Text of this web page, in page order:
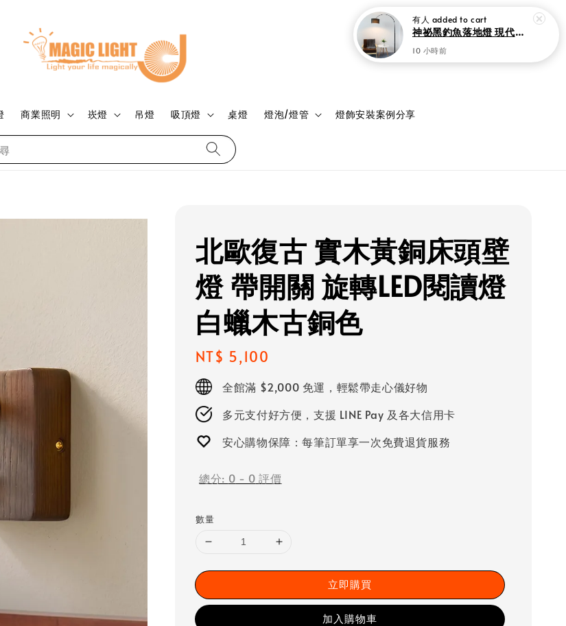
商業照明 崁燈 吊燈 吸頂燈 桌燈 燈泡/燈管 燈飾安裝案例分享
登入
北歐復古 實木黃銅床頭壁
燈 帶開關 旋轉LED閱讀燈
白蠟木古銅色
Regular
price
NT$ 5,100
全館滿 $2,000 免運，輕鬆帶走心儀好物
多元支付好方便，支援 LINE Pay 及各大信用卡
安心購物保障：每筆訂單享一次免費退貨服務
總分: 0 - 0 評價
數量
立即購買
加入購物車